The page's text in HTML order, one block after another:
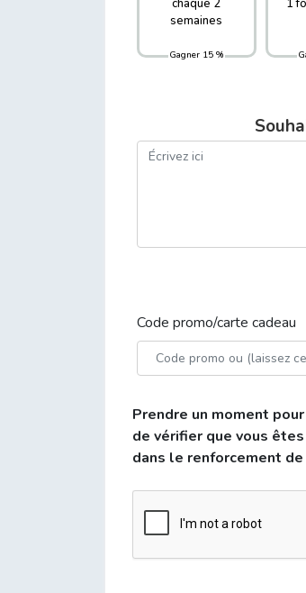
chaque 2
semaines
Gagner 15 %
1
Code promo/carte cadeau
Prendre un moment
de vérifier que vous
dans le renforcement